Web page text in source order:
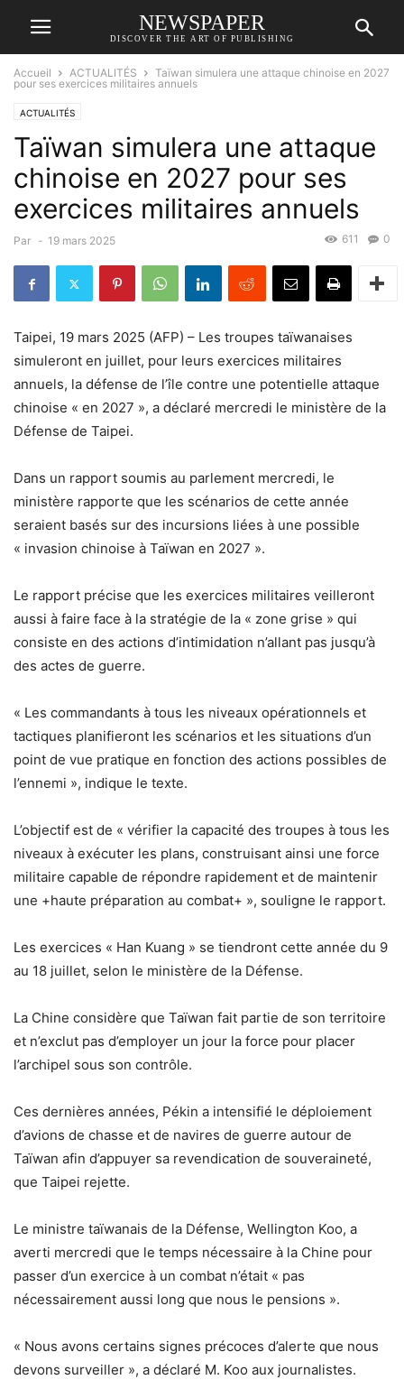
NEWSPAPER
DISCOVER THE ART OF PUBLISHING
Accueil ACTUALITÉS
Taïwan simulera une attaque chinoise en 2027
pour ses exercices militaires annuels
ACTUALITÉS
Taïwan simulera une attaque
chinoise en 2027 pour ses
exercices militaires annuels
Par - 19 mars 2025 0
611
Taipei, 19 mars 2025 (AFP) – Les troupes taïwanaises
simuleront en juillet, pour leurs exercices militaires
annuels, la défense de l’île contre une potentielle attaque
chinoise « en 2027 », a déclaré mercredi le ministère de la
Défense de Taipei.
Dans un rapport soumis au parlement mercredi, le
ministère rapporte que les scénarios de cette année
seraient basés sur des incursions liées à une possible
« invasion chinoise à Taïwan en 2027 ».
Le rapport précise que les exercices militaires veilleront
aussi à faire face à la stratégie de la « zone grise » qui
consiste en des actions d’intimidation n’allant pas jusqu’à
des actes de guerre.
« Les commandants à tous les niveaux opérationnels et
tactiques planifieront les scénarios et les situations d’un
point de vue pratique en fonction des actions possibles de
l’ennemi », indique le texte.
L’objectif est de « vérifier la capacité des troupes à tous les
niveaux à exécuter les plans, construisant ainsi une force
militaire capable de répondre rapidement et de maintenir
une +haute préparation au combat+ », souligne le rapport.
Les exercices « Han Kuang » se tiendront cette année du 9
au 18 juillet, selon le ministère de la Défense.
La Chine considère que Taïwan fait partie de son territoire
et n’exclut pas d’employer un jour la force pour placer
l’archipel sous son contrôle.
Ces dernières années, Pékin a intensifié le déploiement
d’avions de chasse et de navires de guerre autour de
Taïwan afin d’appuyer sa revendication de souveraineté,
que Taipei rejette.
Le ministre taïwanais de la Défense, Wellington Koo, a
averti mercredi que le temps nécessaire à la Chine pour
passer d’un exercice à un combat n’était « pas
nécessairement aussi long que nous le pensions ».
« Nous avons certains signes précoces d’alerte que nous
devons surveiller », a déclaré M. Koo aux journalistes.